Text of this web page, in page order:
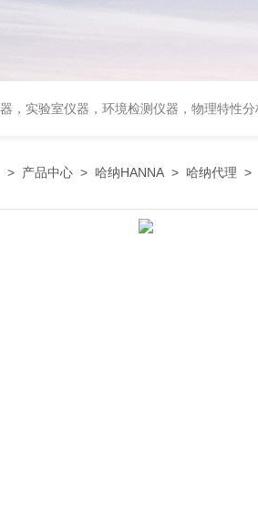
，实验室仪器，环境检测仪器，物理特性分
> 产品中心 > 哈纳HANNA > 哈纳代理 >